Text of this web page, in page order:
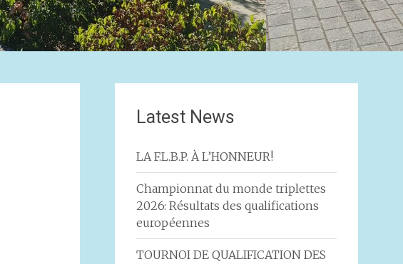
Latest News
LA F.L.B.P. À L’HONNEUR!
Championnat du monde triplettes
2026: Résultats des qualifications
européennes
TOURNOI DE QUALIFICATION DES